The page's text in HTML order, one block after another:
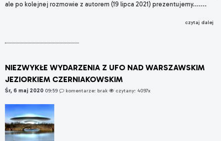
ale po kolejnej rozmowie z autorem (19 lipca 2021) prezentujemy.......
czytaj dalej
NIEZWYKŁE WYDARZENIA Z UFO NAD WARSZAWSKIM
JEZIORKIEM CZERNIAKOWSKIM
Śr, 6 maj 2020 09:59 komentarze: brak czytany: 4097x